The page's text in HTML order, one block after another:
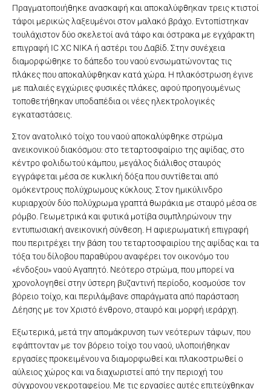
Πραγματοποιήθηκε ανασκαφή και αποκαλύφθηκαν τρεις κτιστοί
τάφοι μερικώς λαξευμένοι στον μαλακό βράχο. Εντοπίστηκαν
τουλάχιστον δύο σκελετοί ανά τάφο και όστρακα με εγχάρακτη
επιγραφή ΙC XC NIKA ή αστέρι του Δαβίδ. Στην συνέχεια
διαμορφώθηκε το δάπεδο του ναού ενσωματώνοντας τις
πλάκες που αποκαλύφθηκαν κατά χώρα. Η πλακόστρωση έγινε
με παλαιές εγχώριες φυσικές πλάκες, αφού προηγουμένως
τοποθετήθηκαν υποδαπέδια οι νέες ηλεκτρολογικές
εγκαταστάσεις.
Στον ανατολικό τοίχο του ναού αποκαλύφθηκε στρώμα
ανεικονικού διακόσμου: στο τεταρτοσφαίριο της αψίδας, στο
κέντρο φολιδωτού κάμπου, μεγάλος διάλιθος σταυρός
εγγράφεται μέσα σε κυκλική δόξα που συντίθεται από
ομόκεντρους πολύχρωμους κύκλους. Στον ημικύλινδρο
κυριαρχούν δύο πολύχρωμα γραπτά θωράκια με σταυρό μέσα σε
ρόμβο. Γεωμετρικά και φυτικά μοτίβα συμπληρώνουν την
εντυπωσιακή ανεικονική σύνθεση. Η αφιερωματική επιγραφή
που περιτρέχει την βάση του τεταρτοσφαιρίου της αψίδας και τα
τόξα του δίλοβου παραθύρου αναφέρει τον οικονόμο του
«ένδοξου» ναού Αγαπητό. Νεότερο στρώμα, που μπορεί να
χρονολογηθεί στην ύστερη βυζαντινή περίοδο, κοσμούσε τον
βόρειο τοίχο, και περιλάμβανε σπαράγματα από παράσταση
Δέησης με τον Χριστό ένθρονο, σταυρό και μορφή ιεράρχη.
Εξωτερικά, μετά την απομάκρυνση των νεότερων τάφων, που
εφάπτονταν με τον βόρειο τοίχο του ναού, υλοποιήθηκαν
εργασίες προκειμένου να διαμορφωθεί και πλακοστρωθεί ο
αύλειος χώρος και να διαχωριστεί από την περιοχή του
σύγχρονου νεκροταφείου. Με τις εργασίες αυτές επιτεύχθηκαν